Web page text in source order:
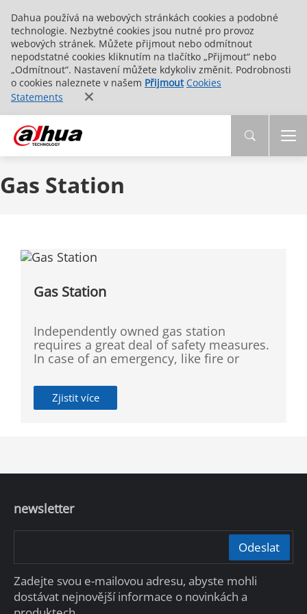
Dahua používá na webových stránkách cookies a podobné
technologie. Nezbytné cookies jsou nutné pro provoz
webových stránek. Můžete přijmout nebo odmítnout
nepodstatné cookies kliknutím na tlačítko „Přijmout“ nebo
„Odmítnout“. Nastavení můžete kdykoliv změnit. Podrobnosti
o cookies naleznete v našem Přijmout Cookies
Statements
Gas Station
Gas Station
Independently owned gas station
requires a great deal of safety measures.
In case of an emergency, like fire or
must. Detecting dangerous scenarios like
fire or smoking, as well as identifying
blocklisted individuals shall be
dangerous individual identification.
Zjistit více
newsletter
Odeslat
Zadejte svou e-mailovou adresu, abyste mohli
dostávat nejnovější informace o novinkách a